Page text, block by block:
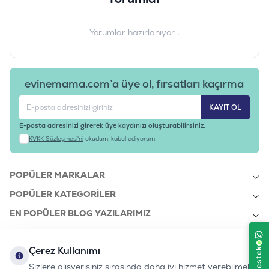
WHSKS28-009
Yorumlar hazırlanıyor...
evinemama.com’a üye ol, fırsatları kaçırma
KAYIT OL
E-posta adresinizi girerek üye kaydınızı oluşturabilirsiniz.
KVKK Sözleşmesi'ni okudum, kabul ediyorum.
POPÜLER MARKALAR
POPÜLER KATEGORILER
EN POPÜLER BLOG YAZILARIMIZ
KURUMSAL
Çerez Kullanımı
Sizlere alışverişiniz sırasında daha iyi hizmet verebilmek